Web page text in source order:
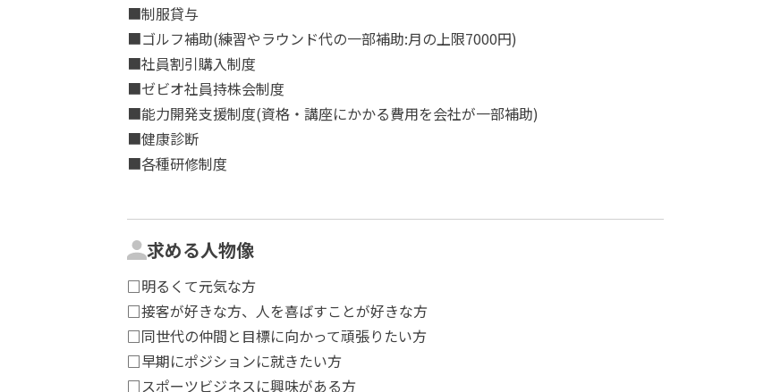
■制服貸与
■ゴルフ補助(練習やラウンド代の一部補助:月の上限7000円)
■社員割引購入制度
■ゼビオ社員持株会制度
■能力開発支援制度(資格・講座にかかる費用を会社が一部補助)
■健康診断
■各種研修制度
求める人物像
□明るくて元気な方
□接客が好きな方、人を喜ばすことが好きな方
□同世代の仲間と目標に向かって頑張りたい方
□早期にポジションに就きたい方
□スポーツビジネスに興味がある方